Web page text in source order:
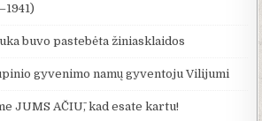
buvo pastebėta žiniasklaidos
gyvenimo namų gyventoju Vilijumi
JUMS AČIŪ, kad esate kartu!